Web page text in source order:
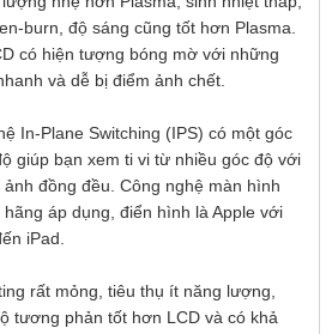
burn, độ sáng cũng tốt hơn Plasma.
có hiện tượng bóng mờ với những
và dễ bị điểm ảnh chết.
In-Plane Switching (IPS) có một góc
giúp bạn xem ti vi từ nhiều góc độ với
đồng đều. Công nghệ màn hình
áp dụng, điển hình là Apple với
iPad.
rất mỏng, tiêu thụ ít năng lượng,
tương phản tốt hơn LCD và có khả